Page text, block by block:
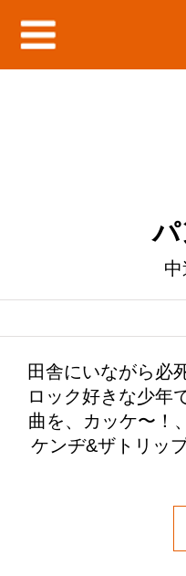
パ
田舎にいながら必
ロック好きな少年
曲を、カッケ〜！
ケンヂ&ザトリッ